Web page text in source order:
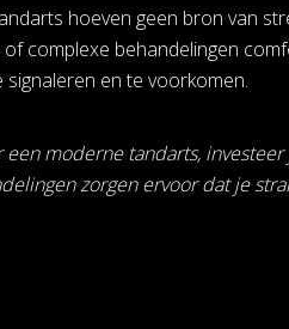
hoeven geen bron van
of complexe behandelingen
en te voorkomen.
een moderne tandarts,
zorgen ervoor dat je